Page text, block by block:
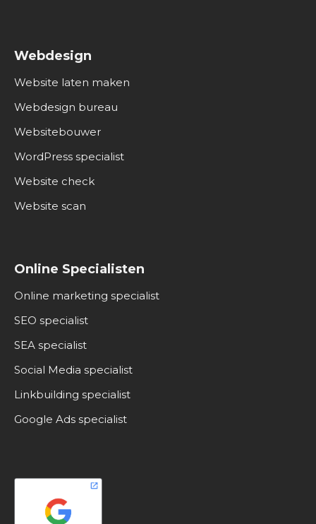
Webdesign
Website laten maken
Webdesign bureau
Websitebouwer
WordPress specialist
Website check
Website scan
Online Specialisten
Online marketing specialist
SEO specialist
SEA specialist
Social Media specialist
Linkbuilding specialist
Google Ads specialist